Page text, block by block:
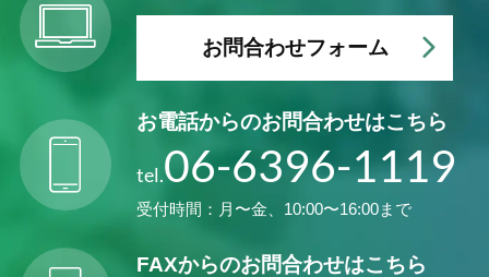
お問合わせフォーム
お電話からのお問合わせはこちら
tel.06-6396-1119
受付時間：月〜金、10:00〜16:00まで
FAXからのお問合わせはこちら